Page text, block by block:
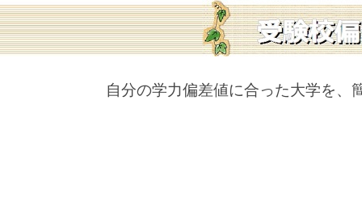
自分の学力偏差値に合った大学を、